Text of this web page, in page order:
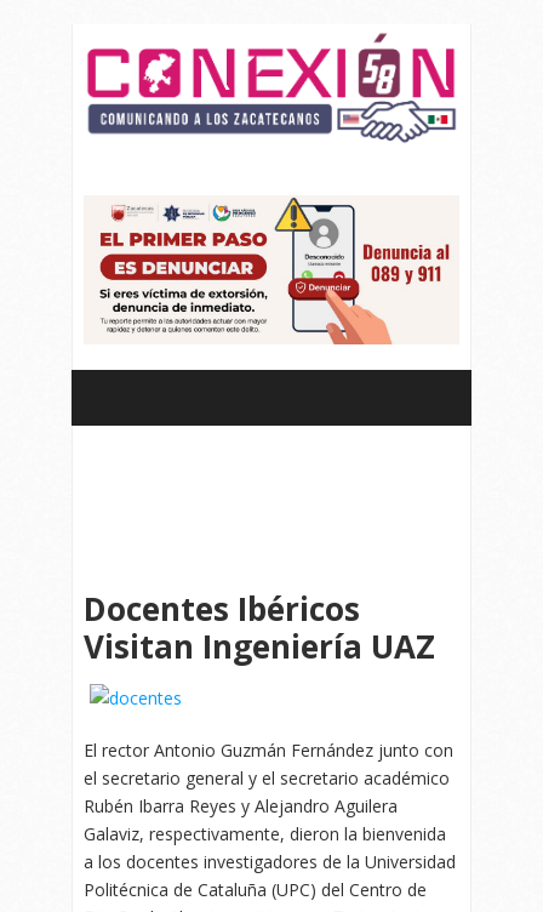
Docentes Ibéricos
Visitan Ingeniería UAZ
El rector Antonio Guzmán Fernández junto con
el secretario general y el secretario académico
Rubén Ibarra Reyes y Alejandro Aguilera
Galaviz, respectivamente, dieron la bienvenida
a los docentes investigadores de la Universidad
Politécnica de Cataluña (UPC) del Centro de